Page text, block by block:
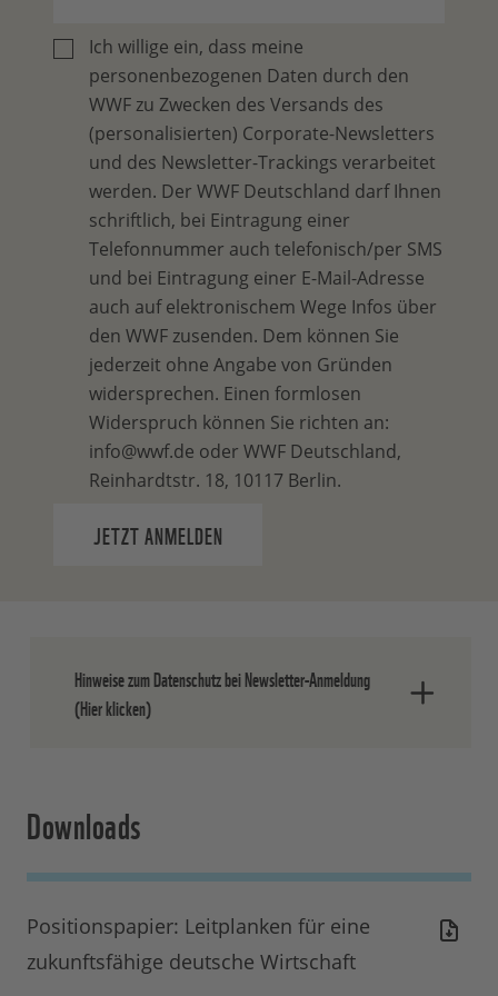
Ich willige ein, dass meine
personenbezogenen Daten durch den
WWF zu Zwecken des Versands des
(personalisierten) Corporate-Newsletters
und des Newsletter-Trackings verarbeitet
werden. Der WWF Deutschland darf Ihnen
schriftlich, bei Eintragung einer
Telefonnummer auch telefonisch/per SMS
und bei Eintragung einer E-Mail-Adresse
auch auf elektronischem Wege Infos über
den WWF zusenden. Dem können Sie
jederzeit ohne Angabe von Gründen
widersprechen. Einen formlosen
Widerspruch können Sie richten an:
info@wwf.de oder WWF Deutschland,
Reinhardtstr. 18, 10117 Berlin.
JETZT ANMELDEN
Hinweise zum Datenschutz bei Newsletter-Anmeldung
(Hier klicken)
wir Ihnen eine E-Mail, in der Sie die
Anmeldung bestätigen müssen.
Ihre Einwilligung können Sie jederzeit
ohne Angabe von Gründen widerrufen.
Einen formlosen Widerruf können Sie
entweder über den Abmeldelink in jedem
Downloads
Positionspapier: Leitplanken für eine
zukunftsfähige deutsche Wirtschaft